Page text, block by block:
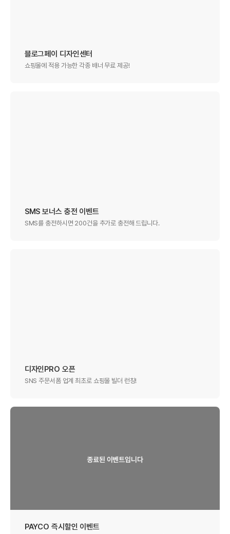
블로그페이 디자인센터
쇼핑몰에 적용 가능한 각종 배너 무료 제공!
SMS 보너스 충전 이벤트
SMS를 충전하시면 200건을 추가로 충전해 드립니다.
디자인PRO 오픈
SNS 주문서폼 업계 최초로 쇼핑몰 빌더 런칭!
PAYCO 즉시할인 이벤트